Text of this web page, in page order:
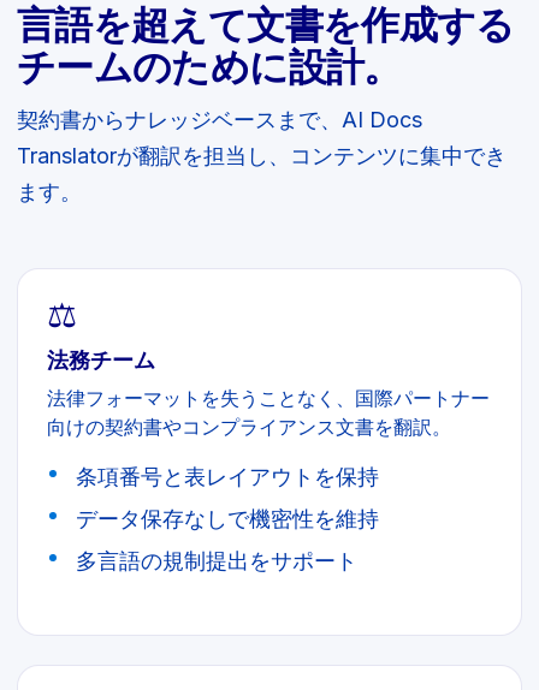
言語を超えて文書を作成する
チームのために設計。
契約書からナレッジベースまで、AI Docs
Translatorが翻訳を担当し、コンテンツに集中でき
ます。
⚖️
法務チーム
法律フォーマットを失うことなく、国際パートナー
向けの契約書やコンプライアンス文書を翻訳。
条項番号と表レイアウトを保持
データ保存なしで機密性を維持
多言語の規制提出をサポート